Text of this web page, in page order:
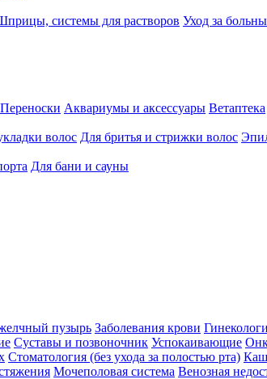
системы для растворов Уход за
Переноски Аквариумы и аксессуары Ветаптека
волос Для бритья и стрижки волос
Для бани и сауны
пузырь Заболевания крови
Суставы и позвоночник Успокаивающие
Стоматология (без ухода за полостью рта)
Мочеполовая система Венозная